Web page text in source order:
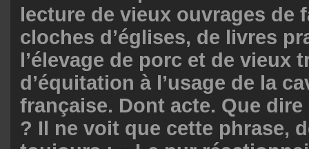
lecture de vieux ouvrages de
cloches d’églises, de livres
l’élevage de porc et de vieux
d’équitation à l’usage de la
française. Dont acte. Que
? Il ne voit que cette phrase,